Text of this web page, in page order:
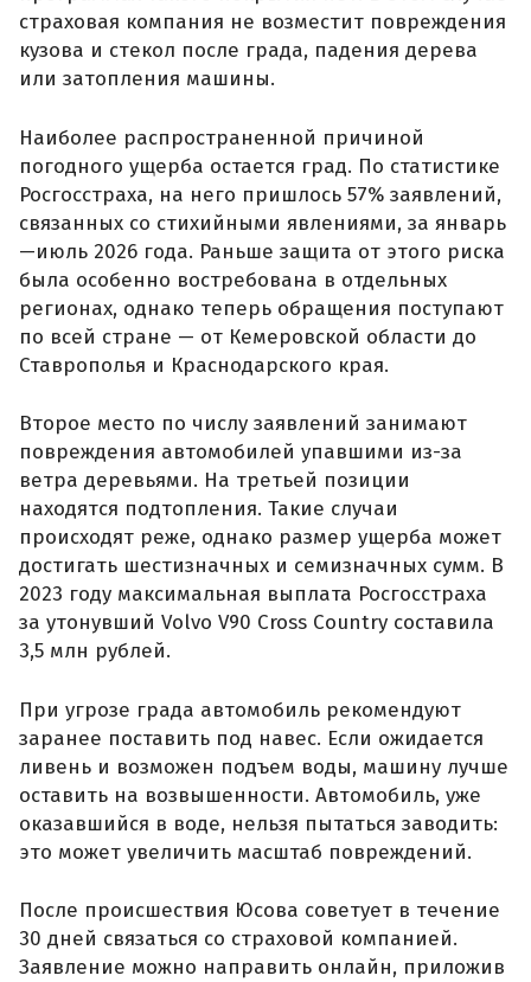
страховая компания не возместит повреждения
кузова и стекол после града, падения дерева
или затопления машины.
Наиболее распространенной причиной
погодного ущерба остается град. По статистике
Росгосстраха, на него пришлось 57% заявлений,
связанных со стихийными явлениями, за январь
—июль 2026 года. Раньше защита от этого риска
была особенно востребована в отдельных
регионах, однако теперь обращения поступают
по всей стране — от Кемеровской области до
Ставрополья и Краснодарского края.
Второе место по числу заявлений занимают
повреждения автомобилей упавшими из-за
ветра деревьями. На третьей позиции
находятся подтопления. Такие случаи
происходят реже, однако размер ущерба может
достигать шестизначных и семизначных сумм. В
2023 году максимальная выплата Росгосстраха
за утонувший Volvo V90 Cross Country составила
3,5 млн рублей.
При угрозе града автомобиль рекомендуют
заранее поставить под навес. Если ожидается
ливень и возможен подъем воды, машину лучше
оставить на возвышенности. Автомобиль, уже
оказавшийся в воде, нельзя пытаться заводить:
это может увеличить масштаб повреждений.
После происшествия Юсова советует в течение
30 дней связаться со страховой компанией.
Заявление можно направить онлайн, приложив